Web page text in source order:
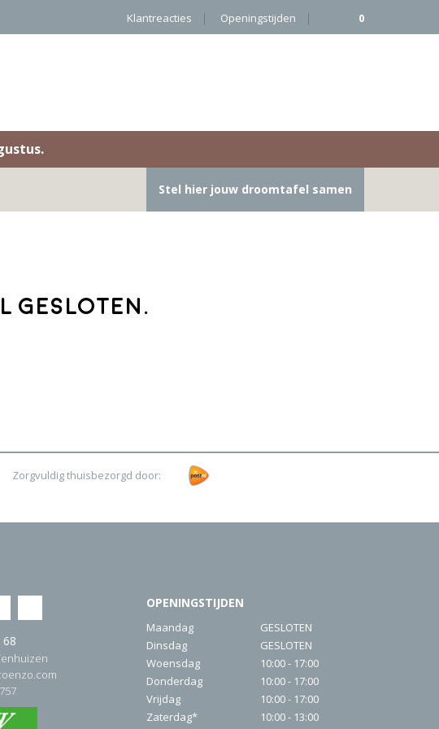
Klantreacties Openingstijden 0
Stel hier jouw droomtafel samen
gesloten.
Zorgvuldig thuisbezorgd door:
68
OPENINGSTIJDEN
Maandag
GESLOTEN
Dinsdag
GESLOTEN
Woensdag
10:00 - 17:00
Donderdag
10:00 - 17:00
Vrijdag
10:00 - 17:00
Zaterdag*
10:00 - 13:00